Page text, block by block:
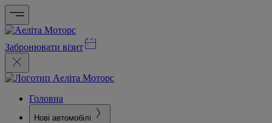
Забронювати візит
Головна
Нові автомобілі